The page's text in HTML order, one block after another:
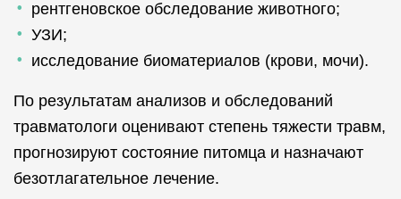
рентгеновское обследование животного;
УЗИ;
исследование биоматериалов (крови, мочи).
По результатам анализов и обследований
травматологи оценивают степень тяжести травм,
прогнозируют состояние питомца и назначают
безотлагательное лечение.